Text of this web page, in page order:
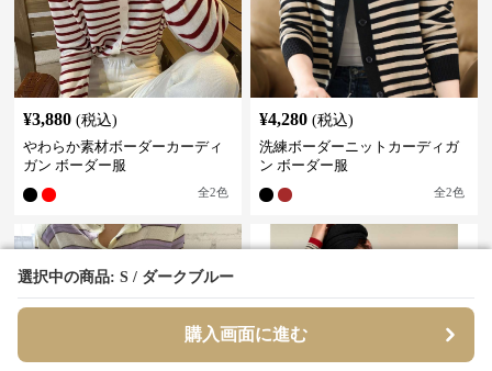
選択中の商品: S / ダークブルー
購入画面に進む
選択中の商品: S / ダークブルー
購入画面に進む
¥3,880 (税込)
やわらか素材ボーダーカーディ
ガン ボーダー服
全2色
¥4,280 (税込)
洗練ボーダーニットカーディガ
ン ボーダー服
全2色